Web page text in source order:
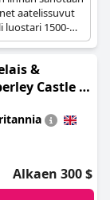
aatelissuvut
luostari 1500-
&
Castle -
Alkaen 300 $